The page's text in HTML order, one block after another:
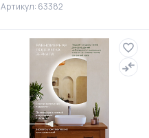
Артикул: 63382